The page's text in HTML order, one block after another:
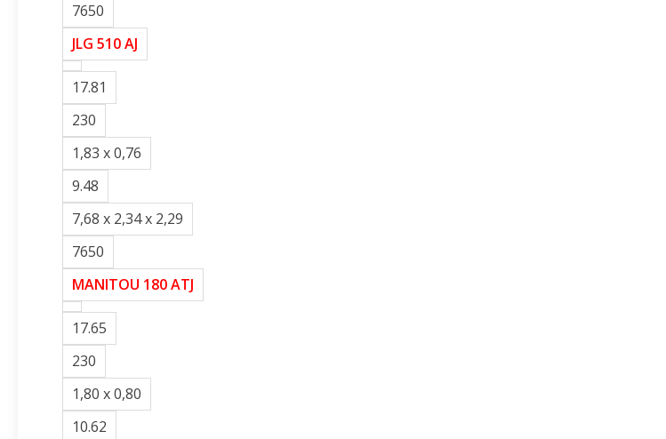
7650
JLG 510 AJ
17.81
230
1,83 x 0,76
9.48
7,68 x 2,34 x 2,29
7650
MANITOU 180 ATJ
17.65
230
1,80 x 0,80
10.62